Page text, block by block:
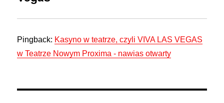
Pingback: Kasyno w teatrze, czyli VIVA LAS VEGAS
w Teatrze Nowym Proxima - nawias otwarty